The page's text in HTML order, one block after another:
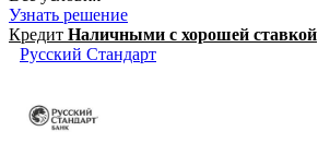
Узнать решение
Кредит Наличными с хорошей ставкой
Русский Стандарт